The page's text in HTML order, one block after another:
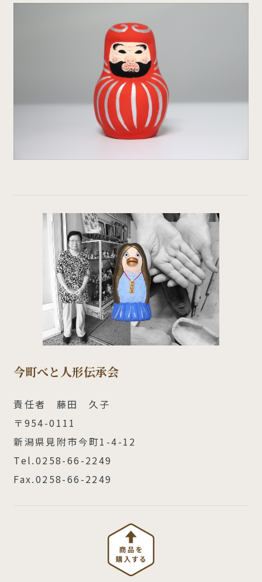
今町べと人形伝承会
責任者 藤田 久子
〒954-0111
新潟県見附市今町1-4-12
Tel.0258-66-2249
Fax.0258-66-2249